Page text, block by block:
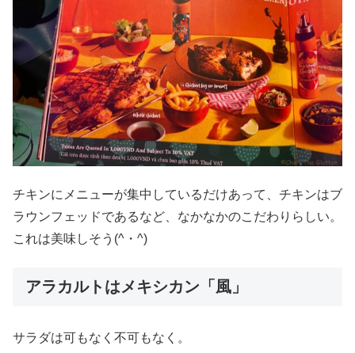
チキンにメニューが集中しているだけあって、チキンはブ
ラウンフェッドであるなど、なかなかのこだわりらしい。
これは美味しそう(^・^)
アラカルトはメキシカン「風」
サラダは可もなく不可もなく。